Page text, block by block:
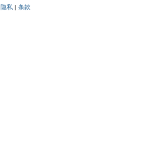
隐私 | 条款